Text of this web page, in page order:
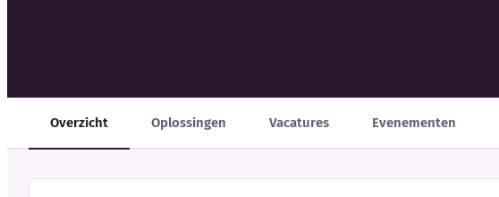
Overzicht Oplossingen Vacatures Evenementen